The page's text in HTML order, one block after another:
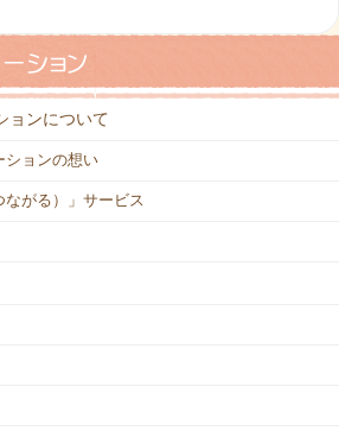
ョンについて
ションの想い
がる）」サービス